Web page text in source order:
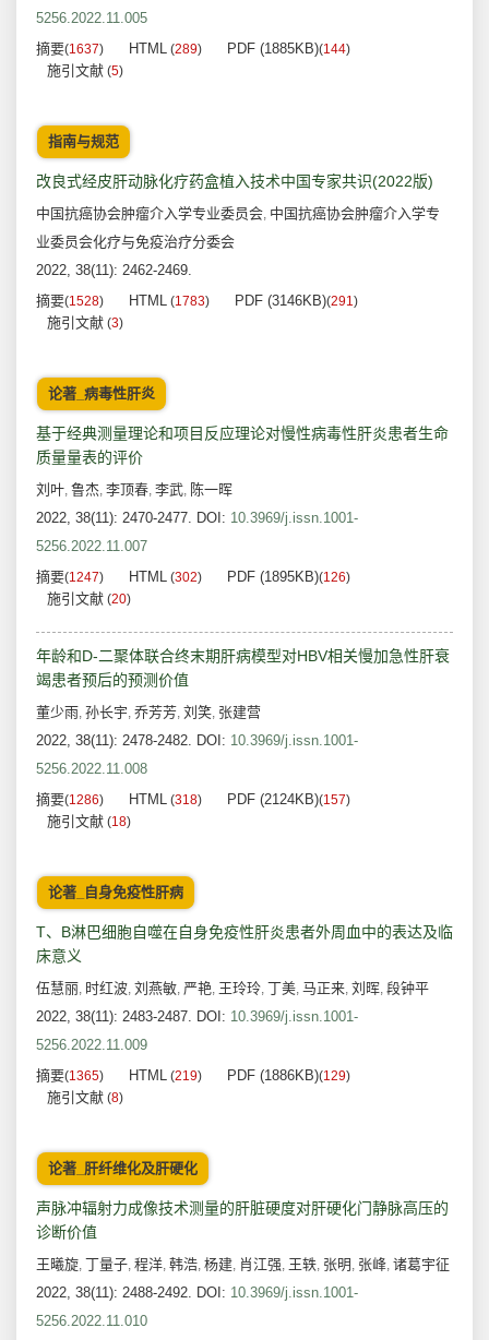
5256.2022.11.005
摘要(1637) HTML (289) PDF (1885KB)(144)
施引文献 (5)
指南与规范
改良式经皮肝动脉化疗药盒植入技术中国专家共识(2022版)
中国抗癌协会肿瘤介入学专业委员会, 中国抗癌协会肿瘤介入学专
业委员会化疗与免疫治疗分委会
2022, 38(11): 2462-2469.
摘要(1528) HTML (1783) PDF (3146KB)(291)
施引文献 (3)
论著_病毒性肝炎
基于经典测量理论和项目反应理论对慢性病毒性肝炎患者生命
质量量表的评价
刘叶, 鲁杰, 李顶春, 李武, 陈一晖
2022, 38(11): 2470-2477. DOI: 10.3969/j.issn.1001-
5256.2022.11.007
摘要(1247) HTML (302) PDF (1895KB)(126)
施引文献 (20)
年龄和D-二聚体联合终末期肝病模型对HBV相关慢加急性肝衰
竭患者预后的预测价值
董少雨, 孙长宇, 乔芳芳, 刘笑, 张建营
2022, 38(11): 2478-2482. DOI: 10.3969/j.issn.1001-
5256.2022.11.008
摘要(1286) HTML (318) PDF (2124KB)(157)
施引文献 (18)
论著_自身免疫性肝病
T、B淋巴细胞自噬在自身免疫性肝炎患者外周血中的表达及临
床意义
伍慧丽, 时红波, 刘燕敏, 严艳, 王玲玲, 丁美, 马正来, 刘晖, 段钟平
2022, 38(11): 2483-2487. DOI: 10.3969/j.issn.1001-
5256.2022.11.009
摘要(1365) HTML (219) PDF (1886KB)(129)
施引文献 (8)
论著_肝纤维化及肝硬化
声脉冲辐射力成像技术测量的肝脏硬度对肝硬化门静脉高压的
诊断价值
王曦旋, 丁量子, 程洋, 韩浩, 杨建, 肖江强, 王轶, 张明 , 张峰, 诸葛宇征
2022, 38(11): 2488-2492. DOI: 10.3969/j.issn.1001-
5256.2022.11.010